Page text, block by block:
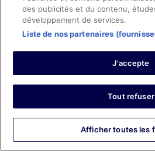
Les points forts : Propreté et
Traduire avec Google
(Had to go out to find something
required about 10 doors and two
perhaps ask for something close
have to add everything (eg room
pool etc). Full of kids, fun place
des publicités et du contenu,
développement de services.
Liste de nos partenaires
J'accepte
Tout refuser
Afficher toutes les